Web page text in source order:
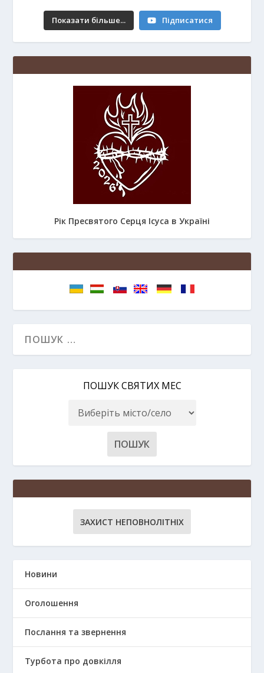
Показати більше... Підписатися
Рік Пресвятого Серця Ісуса в Україні
ПОШУК СВЯТИХ МЕС
ЗАХИСТ НЕПОВНОЛІТНІХ
Новини
Оголошення
Послання та звернення
Турбота про довкілля